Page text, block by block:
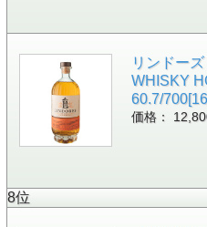
リンドー
WHISKY
60.7/
価格：
8位